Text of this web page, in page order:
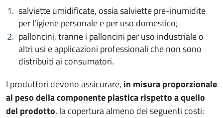
salviette umidificate, ossia salviette pre-inumidite
per l'igiene personale e per uso domestico;
palloncini, tranne i palloncini per uso industriale o
altri usi e applicazioni professionali che non sono
distribuiti ai consumatori.
I produttori devono assicurare, in misura proporzionale
al peso della componente plastica rispetto a quello
del prodotto, la copertura almeno dei seguenti costi: